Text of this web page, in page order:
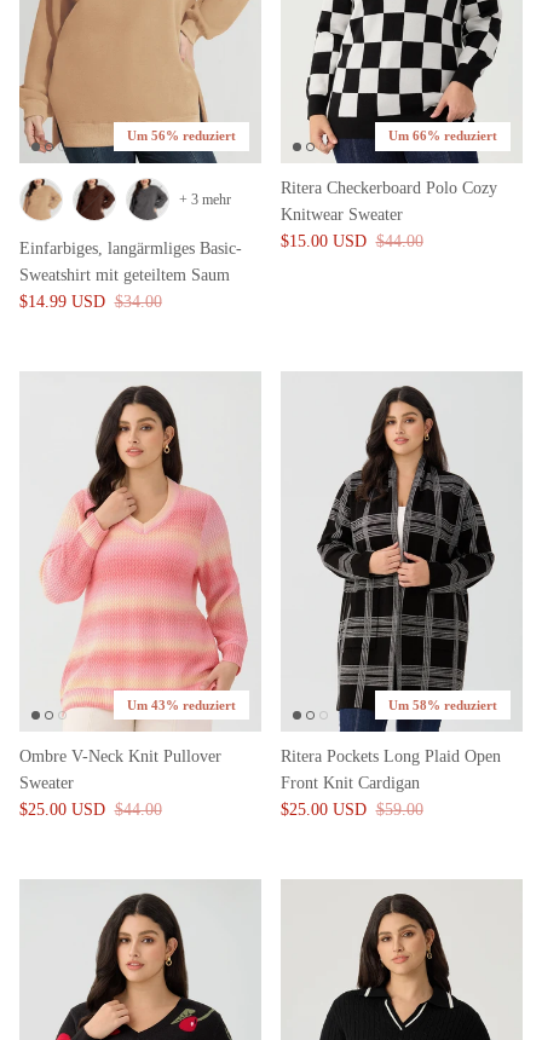
Um 56% reduziert
Einfarbiges, langärmliges Basic-
Sweatshirt mit geteiltem Saum
$14.99 USD $34.00
+ 3 mehr
Um 66% reduziert
Ritera Checkerboard Polo Cozy
Knitwear Sweater
$15.00 USD $44.00
Um 43% reduziert
Ombre V-Neck Knit Pullover
Sweater
$25.00 USD $44.00
Um 58% reduziert
Ritera Pockets Long Plaid Open
Front Knit Cardigan
$25.00 USD $59.00